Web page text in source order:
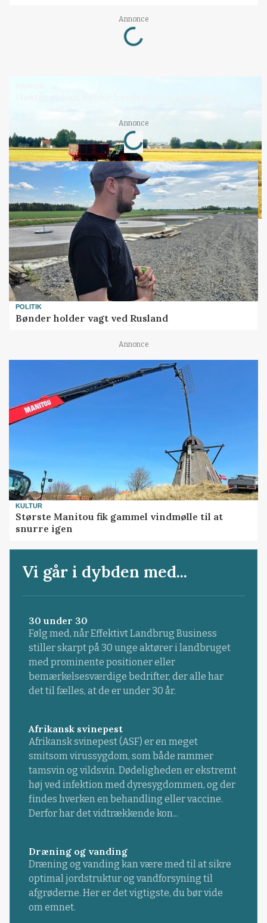
Annonce
Loading...
Annonce
Loading...
POLITIK
Bønder holder vagt ved Rusland
Annonce
KULTUR
Største Manitou fik gammel vindmølle til at
snurre igen
Vi går i dybden med...
30 under 30
Følg med, når Effektivt Landbrug Business
stiller skarpt på 30 unge aktører i landbruget
med prominente positioner eller
bemærkelsesværdige bedrifter, der alle har
det til fælles, at de er under 30 år.
Afrikansk svinepest
Afrikansk svinepest (ASF) er en meget
smitsom virussygdom, som både rammer
tamsvin og vildsvin. Dødeligheden er ekstremt
høj ved infektion med dyresygdommen, og der
findes hverken en behandling eller vaccine.
Derfor har det vidtrækkende kon...
Dræning og vanding
Dræning og vanding kan være med til at sikre
optimal jordstruktur og vandforsyning til
afgrøderne. Her er det vigtigste, du bør vide
om emnet.